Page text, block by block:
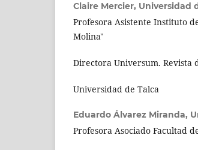
Claire Mercier, Universidad
Profesora Asistente Instituto
Molina"
Directora Universum. Revista
Universidad de Talca
Eduardo Álvarez Miranda,
Profesora Asociado Facultad